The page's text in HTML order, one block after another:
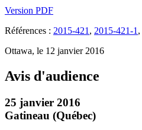
Version PDF
Références : 2015-421 , 2015-421-1 ,
Ottawa, le 12 janvier 2016
Avis d'audience
25 janvier 2016
Gatineau (Québec)